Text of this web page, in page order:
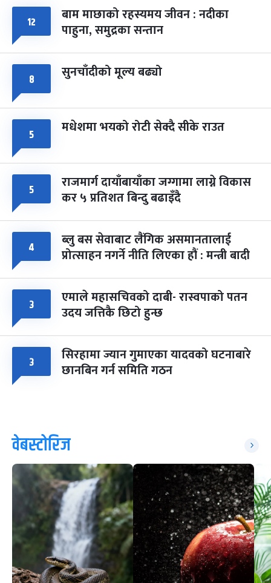
८ फागुपूर्णिमा
चैत्र ८, २०८३-Mar 22, 2027
७ महिना बाँकी
१२ बाम माछाको रहस्यमय जीवन : नदीका
पाहुना, समुद्रका सन्तान
८ सुनचाँदीको मूल्य बढ्यो
५ मधेशमा भयको रोटी सेक्दै सीके राउत
५ राजमार्ग दायाँबायाँका जग्गामा लाग्ने विकास
कर ५ प्रतिशत बिन्दु बढाइँदै
४ ब्लु बस सेवाबाट लैंगिक असमानतालाई
प्रोत्साहन नगर्ने नीति लिएका हौं : मन्त्री बादी
३ एमाले महासचिवको दाबी- रास्वपाको पतन
उदय जत्तिकै छिटो हुन्छ
३ सिरहामा ज्यान गुमाएका यादवको घटनाबारे
छानबिन गर्न समिति गठन
वेबस्टोरिज